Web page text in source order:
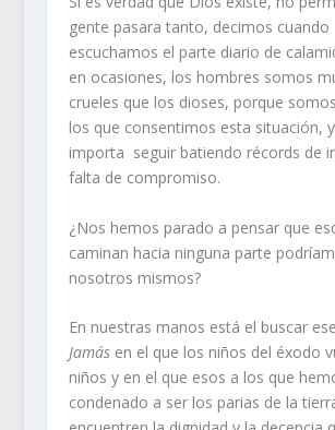
gente pasara tanto, decimos cuando
escuchamos el parte diario de
en ocasiones, los hombres somos
crueles que los dioses, porque
los que consentimos esta situación,
importa seguir batiendo récords de
falta de compromiso.
¿Nos hemos parado a pensar que
caminan hacia ninguna parte
nosotros mismos?
En nuestras manos está el buscar ese
Jamásen el que los niños del éxodo
niños y en el que esos a los que
condenado a ser los parias de la